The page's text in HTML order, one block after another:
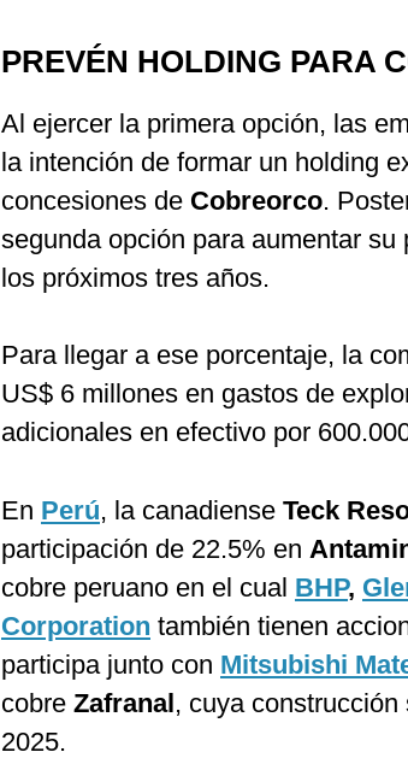
PREVÉN HOLDING PARA
Al ejercer la primera opción, las
la intención de formar un holding
concesiones de Cobreorco.
segunda opción para aumentar
los próximos tres años.
Para llegar a ese porcentaje, la
US$ 6 millones en gastos de
adicionales en efectivo por
En Perú, la canadiense Teck
participación de 22.5% en
cobre peruano en el cual BHP,
Corporation también tienen
participa junto con Mitsubishi
cobre Zafranal, cuya
2025.